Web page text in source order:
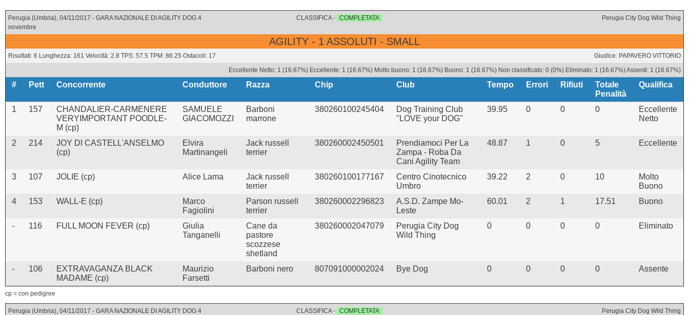
Perugia (Umbria), 04/11/2017 - GARA NAZIONALE DI AGILITY DOG 4
novembre
CLASSIFICA - COMPLETATA Perugia City Dog Wild Thing
AGILITY - 1 ASSOLUTI - SMALL
Risultati: 6 Lunghezza: 161 Velocità: 2.8 TPS: 57.5 TPM: 86.25 Ostacoli: 17
Giudice: PAPAVERO VITTORIO
Eccellente Netto: 1 (16.67%) Eccellente: 1 (16.67%) Molto buono: 1 (16.67%) Buono: 1 (16.67%) Non classificato: 0 (0%) Eliminato: 1 (16.67%) Assenti: 1 (16.67%)
# Pett Concorrente Conduttore Razza Chip Club Tempo Errori Rifiuti
Totale
Penalità
Qualifica
1 157
CHANDALIER-CARMENERE
VERYIMPORTANT POODLE-
M (cp)
SAMUELE
GIACOMOZZI
Barboni
marrone
380260100245404
Dog Training Club
"LOVE your DOG"
39.95 0 0 0
Eccellente
Netto
2 214
JOY DI CASTELL'ANSELMO
(cp)
Elvira
Martinangeli
Jack russell
terrier
380260002450501
Prendiamoci Per La
Zampa - Roba Da
Cani Agility Team
48.87 1 0 5 Eccellente
3 107 JOLIE (cp) Alice Lama
Jack russell
terrier
380260100177167
Centro Cinotecnico
Umbro
39.22 2 0 10
Molto
Buono
4
153 WALL-E (cp)
Marco
Fagiolini
Parson russell
terrier
380260002296823
A.S.D. Zampe Mo-
Leste
60.01 2 1 17.51 Buono
- 116 FULL MOON FEVER (cp)
Giulia
Tanganelli
Cane da
pastore
scozzese
shetland
380260002047079
Perugia City Dog
Wild Thing
0 0 0 0 Eliminato
- 106
EXTRAVAGANZA BLACK
MADAME (cp)
Maurizio
Farsetti
Barboni nero 807091000002024 Bye Dog 0 0 0 0 Assente
cp = con pedigree
Perugia (Umbria), 04/11/2017 - GARA NAZIONALE DI AGILITY DOG 4
CLASSIFICA - COMPLETATA Perugia City Dog Wild Thing